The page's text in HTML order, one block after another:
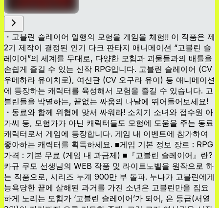
・고블린 슬레이어 일행의 모험을 게임을 체험!! 이 작품은 제
2기 제작이 결정된 인기 다크 판타지 애니메이션 “고블린 슬
레이어”의 세계를 무대로, 다양한 모험과 괴물들과의 배틀을
손쉽게 즐길 수 있는 신작 RPG입니다. 고블린 슬레이어 (CV
우메하라 유이치로), 여신관 (CV 오구라 유이) 등 애니메이션
에 등장하는 캐릭터를 육성해서 모험을 즐길 수 있습니다. 고
블린들을 박멸하는, 끝없는 싸움의 나날에 뛰어들어보세요!
・동료와 함께 위협에 맞서 싸워라! 소치기 소녀와 접수원 아
가씨 등, 모험가가 아닌 캐릭터들도 모험에 도움을 주는 동료
캐릭터로서 게임에 등장합니다. 게임 내 이벤트에 참가하여
좋아하는 캐릭터를 획득하세요. ■게임 기본 정보 장르 : RPG
가격 : 기본 무료 (게임 내 과금제) ■『고블린 슬레이어』란?
카규 쿠모 선생님의 WEB 작품 및 라이트노벨을 원작으로 하
는 작품으로, 시리즈 누계 900만 부 돌파. 누나가 고블린에게
능욕당한 끝에 살해된 과거를 가진 소년은 고블린만을 집요
하게 노리는 모험가 ‘고블린 슬레이어’가 되어, 은 등급(서열